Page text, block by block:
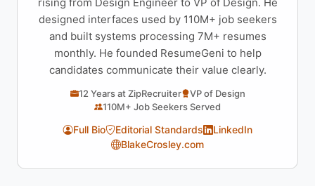
designed interfaces used by 110M+ job seekers
and built systems processing 7M+ resumes
monthly. He founded ResumeGeni to help
candidates communicate their value clearly.
12 Years at ZipRecruiter
VP of Design
110M+ Job Seekers Served
Full Bio Editorial Standards
LinkedIn
BlakeCrosley.com